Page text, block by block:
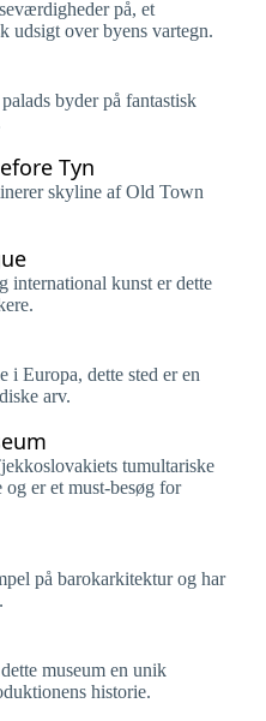
på, et
udsigt over byens vartegn.
byder på fantastisk
Tyn
skyline af Old Town
international kunst er dette
i Europa, dette sted er en
arv.
tumultariske
er et must-besøg for
på barokarkitektur og har
museum en unik
historie.